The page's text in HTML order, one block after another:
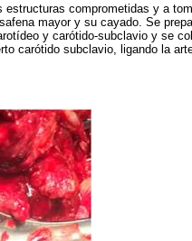
comprometidas y a
mayor y su cayado. Se
y carótido-subclavio y se
carótido subclavio, ligando la